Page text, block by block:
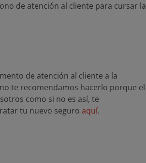
de atención al cliente para cursar la
de atención al cliente a la
te recomendamos hacerlo porque el
como si no es así, te
tu nuevo seguro aquí.